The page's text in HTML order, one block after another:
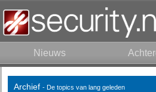
Nieuws
Archief - De topics van lang geleden